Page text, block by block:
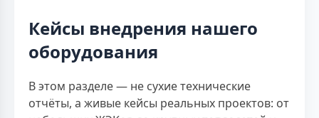
Кейсы внедрения нашего
оборудования
В этом разделе — не сухие технические
отчёты, а живые кейсы реальных проектов: от